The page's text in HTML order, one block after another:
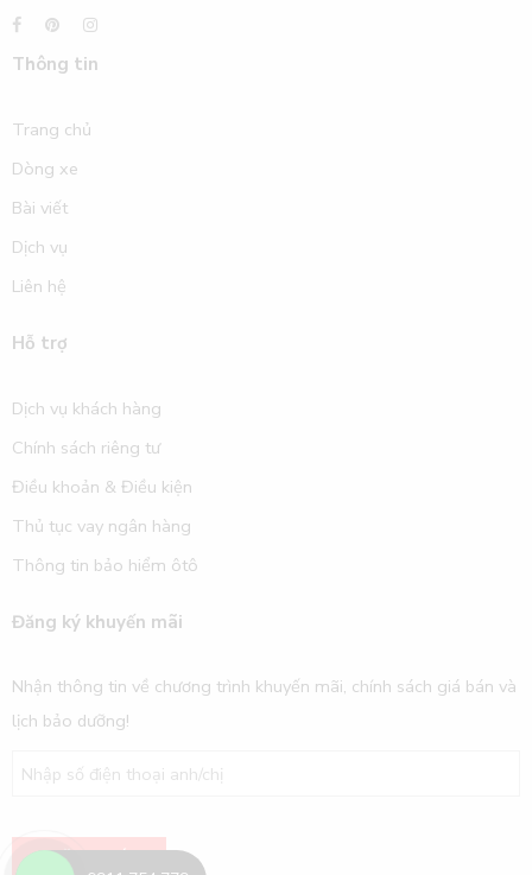
Thông tin
Trang chủ
Dòng xe
Bài viết
Dịch vụ
Liên hệ
Hỗ trợ
Dịch vụ khách hàng
Chính sách riêng tư
Điều khoản & Điều kiện
Thủ tục vay ngân hàng
Thông tin bảo hiểm ôtô
Đăng ký khuyến mãi
Nhận thông tin về chương trình khuyến mãi, chính sách giá bán và
lịch bảo dưỡng!